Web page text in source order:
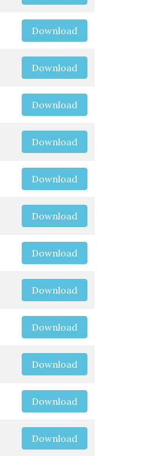
Download
Download
Download
Download
Download
Download
Download
Download
Download
Download
Download
Download